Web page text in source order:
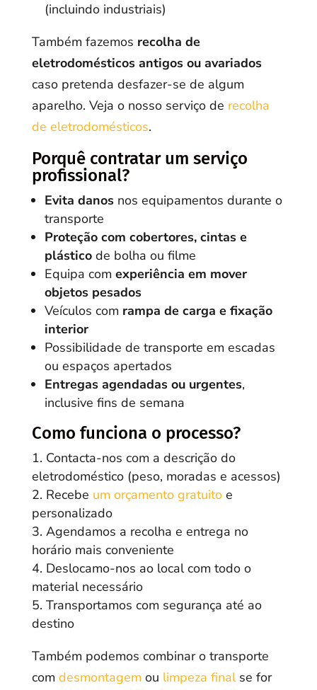
(incluindo industriais)
Também fazemos recolha de
eletrodomésticos antigos ou avariados
caso pretenda desfazer-se de algum
aparelho. Veja o nosso serviço de recolha
de eletrodomésticos.
Porquê contratar um serviço
profissional?
Evita danosnos equipamentos durante o
transporte
Proteção com cobertores, cintas e
plásticode bolha ou filme
Equipa com experiência em mover
objetos pesados
Veículos com rampa de carga e fixação
interior
Possibilidade de transporte em escadas
ou espaços apertados
Entregas agendadas ou urgentes,
inclusive fins de semana
Como funciona o processo?
Contacta-nos com a descrição do
eletrodoméstico (peso, moradas e acessos)
Recebe um orçamento gratuitoe
personalizado
Agendamos a recolha e entrega no
horário mais conveniente
Deslocamo-nos ao local com todo o
material necessário
Transportamos com segurança até ao
destino
Também podemos combinar o transporte
com desmontagem ou limpeza finalse for